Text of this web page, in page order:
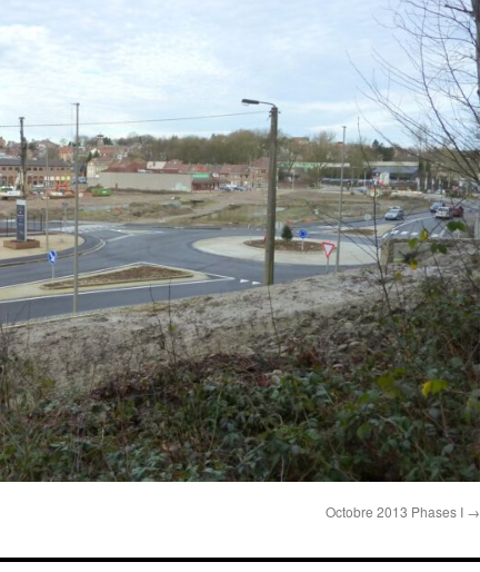
Octobre 2013 Phases I →